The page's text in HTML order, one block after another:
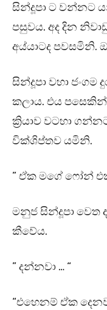
සින්දූපා ට වන්නට
පසුවය. අද දින
අය්යාටද පවසමිනි.
සින්දූපා වහා
කලාය. එය
ක්‍රියාව වටහා
වික්ශිප්තව යමිනි.
” ඒක මගේ ෆෝන්
මනුජ සින්දූපා වෙත
කීවේය.
” දන්නවා … “
“එහෙනම් ඒක